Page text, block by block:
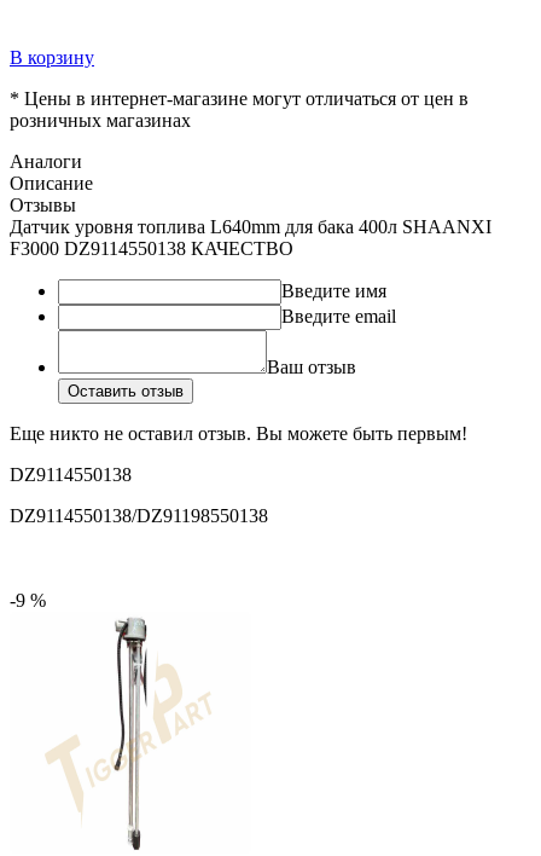
В корзину
* Цены в интернет-магазине могут отличаться от цен в
розничных магазинах
Аналоги
Описание
Отзывы
Датчик уровня топлива L640mm для бака 400л SHAANXI
F3000 DZ9114550138 КАЧЕСТВО
Введите имя
Введите email
Ваш отзыв
Оставить отзыв
Еще никто не оставил отзыв. Вы можете быть первым!
DZ9114550138
DZ9114550138/DZ91198550138
-9 %